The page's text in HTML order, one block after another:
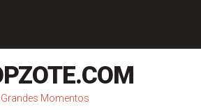
Grandes Momentos